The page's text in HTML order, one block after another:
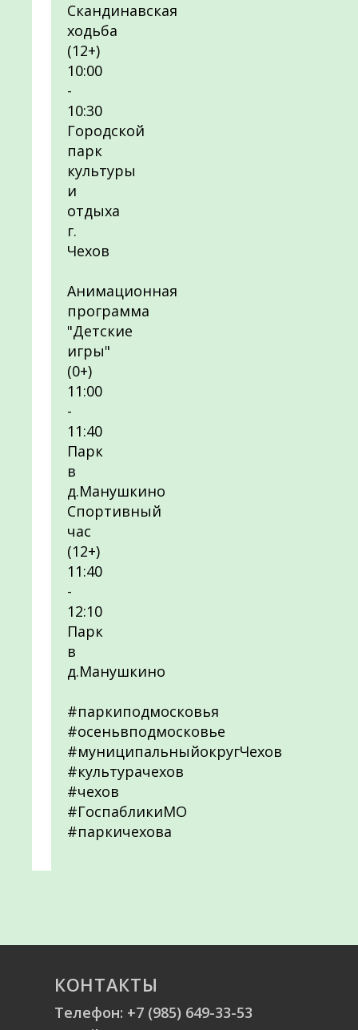
Скандинавская
ходьба
(12+)
10:00
-
10:30
Городской
парк
культуры
и
отдыха
г.
Чехов
Анимационная
программа
"Детские
игры"
(0+)
11:00
-
11:40
Парк
в
д.Манушкино
Спортивный
час
(12+)
11:40
-
12:10
Парк
в
д.Манушкино
#паркиподмосковья
#осеньвподмосковье
#муниципальныйокругЧехов
#культурачехов
#чехов
#ГоспабликиМО
#паркичехова
КОНТАКТЫ
Телефон: +7 (985) 649-33-53